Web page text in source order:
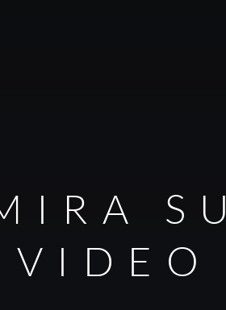
SU
VIDEO